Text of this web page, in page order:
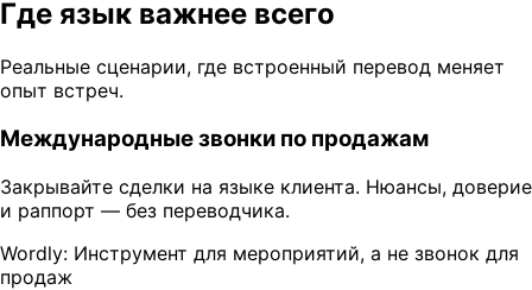
Где язык важнее всего
Реальные сценарии, где встроенный перевод меняет
опыт встреч.
Международные звонки по продажам
Закрывайте сделки на языке клиента. Нюансы, доверие
и раппорт — без переводчика.
Wordly: Инструмент для мероприятий, а не звонок для
продаж